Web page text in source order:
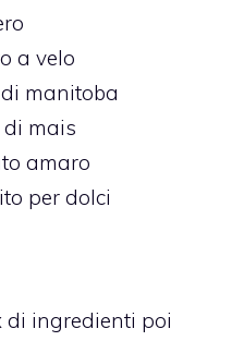
a velo
manitoba
mais
amaro
per dolci
di ingredienti poi